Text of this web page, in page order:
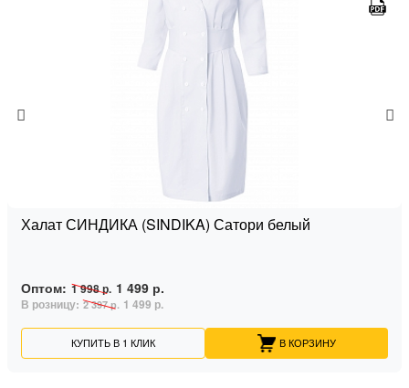
Халат СИНДИКА (SINDIKA) Сатори белый
Оптом: 1 998 р. 1 499 р.
В розницу: 2 397 р. 1 499 р.
КУПИТЬ В 1 КЛИК В КОРЗИНУ